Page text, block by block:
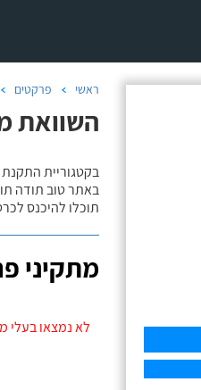
ראשי פרקטים
השוואת
בקטגוריית
באתר טוב תודה
תוכלו להיכנס
מתקיני
לא נמצאו בעלי